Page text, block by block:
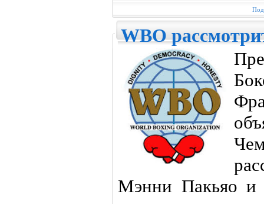
WBO
Мэнни Пакьяо и